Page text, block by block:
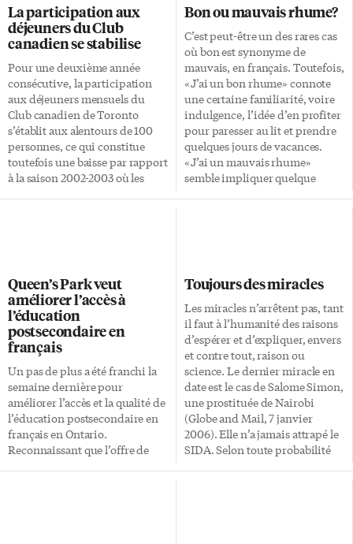
rabbit», au risque de faire
hurler les vignerons français et
tous les […]
valoir Marie Larose, présidente
du Club canadien de Toronto
pour la saison 2004-2005, lors
de l’Assemblée générale
annuelle de l’organisme qui
s’est tenue la semaine dernière.
Selon le sondage annuel
effectué auprès des membres
par la […]
La participation aux
déjeuners du Club
canadien se stabilise
Pour une deuxième année
consécutive, la participation
aux déjeuners mensuels du
Club canadien de Toronto
s’établit aux alentours de 100
personnes, ce qui constitue
toutefois une baisse par rapport
à la saison 2002-2003 où les
valoir Marie Larose, présidente
du Club canadien de Toronto
pour la saison 2004-2005, lors
de l’Assemblée générale
annuelle de l’organisme qui
s’est tenue la semaine dernière.
Selon le sondage annuel
effectué auprès des membres
par la […]
Bon ou mauvais rhume?
C’est peut-être un des rares cas
où bon est synonyme de
mauvais, en français. Toutefois,
«J’ai un bon rhume» connote
une certaine familiarité, voire
indulgence, l’idée d’en profiter
pour paresser au lit et prendre
quelques jours de vacances.
«J’ai un mauvais rhume»
semble impliquer quelque
l’écarlate. On renifle. Et puis ça
descend inéluctablement. On a
alors du mal à avaler. On tousse.
Est-ce que ça ira jusqu’aux […]
Queen’s Park veut
améliorer l’accès à
l’éducation
postsecondaire en
français
Un pas de plus a été franchi la
semaine dernière pour
améliorer l’accès et la qualité de
l’éducation postsecondaire en
français en Ontario.
Reconnaissant que l’offre de
Toujours des miracles
Les miracles n’arrêtent pas, tant
il faut à l’humanité des raisons
d’espérer et d’expliquer, envers
et contre tout, raison ou
science. Le dernier miracle en
date est le cas de Salome Simon,
une prostituée de Nairobi
(Globe and Mail, 7 janvier
2006). Elle n’a jamais attrapé le
SIDA. Selon toute probabilité